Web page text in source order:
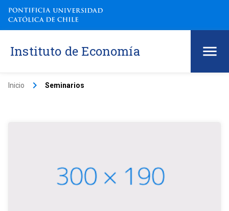
Instituto de Economía
Inicio keyboard_arrow_right Seminarios